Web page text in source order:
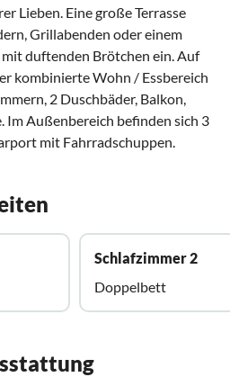
Lieben. Eine große Terrasse
Grillabenden oder einem
duftenden Brötchen ein. Auf
kombinierte Wohn / Essbereich
2 Duschbäder, Balkon,
Im Außenbereich befinden sich 3
mit Fahrradschuppen.
Schlafzimmer 2
Doppelbett